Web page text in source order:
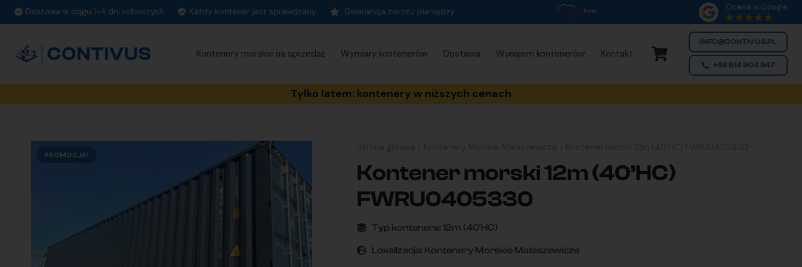
Dostawa w ciągu 1-4 dni roboczych Każdy kontener jest sprawdzany Gwarancja zwrotu pieniędzy Ocena w Google
Kontenery morskie na sprzedaż Wymiary kontenerów Dostawa Wynajem kontenerów Kontakt
INFO@CONTIVUS.PL
+48 514 904 947
Tylko latem: kontenery w niższych cenach
PROMOCJA!
Kontener morski 12m (40’HC)
FWRU0405330
Typ kontenera:12m (40'HC)
Lokalizacja: Kontenery Morskie Małaszewicze